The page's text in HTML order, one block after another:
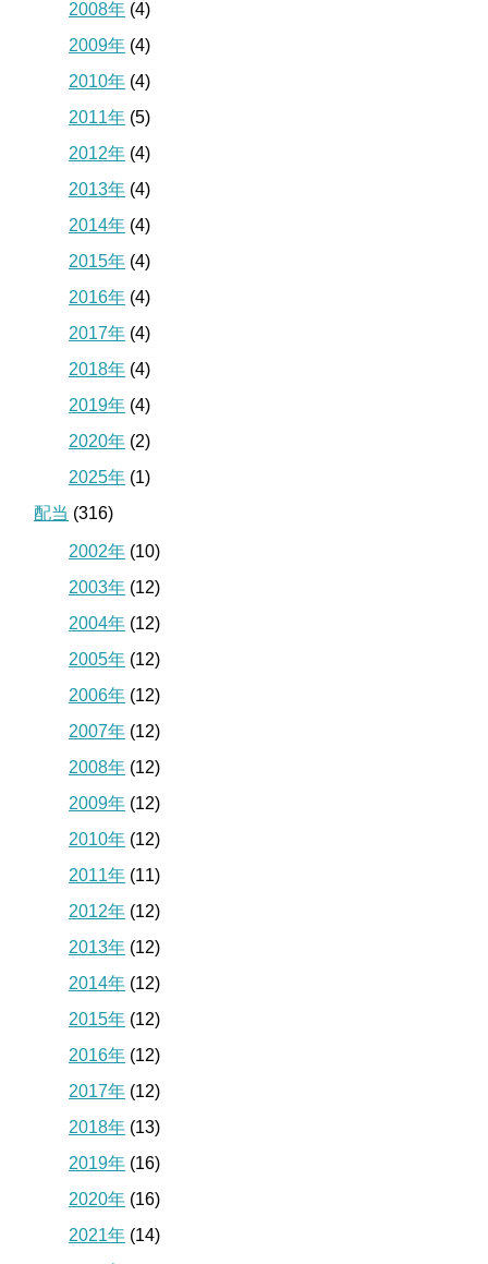
2008年 (4)
2009年 (4)
2010年 (4)
2011年 (5)
2012年 (4)
2013年 (4)
2014年 (4)
2015年 (4)
2016年 (4)
2017年 (4)
2018年 (4)
2019年 (4)
2020年 (2)
2025年 (1)
配当 (316)
2002年 (10)
2003年 (12)
2004年 (12)
2005年 (12)
2006年 (12)
2007年 (12)
2008年 (12)
2009年 (12)
2010年 (12)
2011年 (11)
2012年 (12)
2013年 (12)
2014年 (12)
2015年 (12)
2016年 (12)
2017年 (12)
2018年 (13)
2019年 (16)
2020年 (16)
2021年 (14)